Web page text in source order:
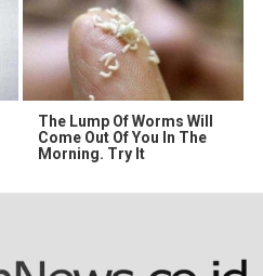
The Lump Of Worms Will
Come Out Of You In The
Morning. Try It